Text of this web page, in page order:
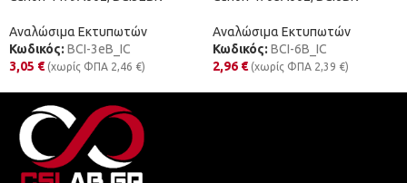
Αναλώσιμα Εκτυπωτών
Κωδικός: BCI-3eB_IC
3,05 € (χωρίς ΦΠΑ 2,46 €)
Αναλώσιμα Εκτυπωτών
Κωδικός: BCI-6B_IC
2,96 € (χωρίς ΦΠΑ 2,39 €)